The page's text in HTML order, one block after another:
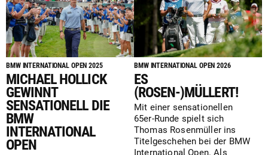
BMW INTERNATIONAL OPEN 2025
MICHAEL HOLLICK
GEWINNT
SENSATIONELL DIE
BMW
INTERNATIONAL
OPEN
BMW INTERNATIONAL OPEN 2026
ES
(ROSEN-)MÜLLERT!
Mit einer sensationellen
65er-Runde spielt sich
Thomas Rosenmüller ins
Titelgeschehen bei der BMW
International Open. Als